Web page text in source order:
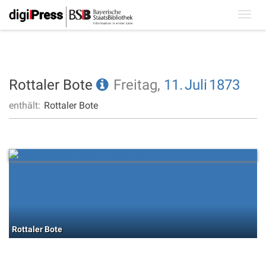
Rottaler Bote Freitag, 11.Juli 1873
enthält: Rottaler Bote
Rottaler Bote